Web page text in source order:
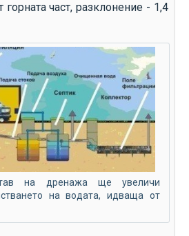
горната част, разклонение - 1,4
на дренажа ще увеличи
на водата, идваща от